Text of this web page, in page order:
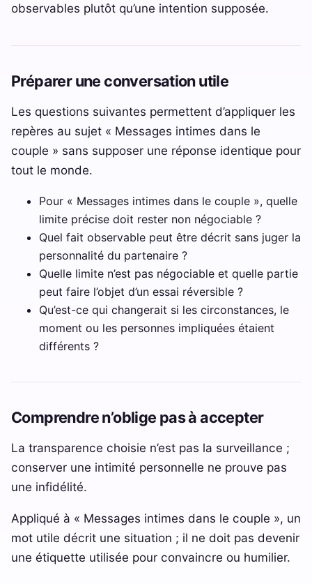
observables plutôt qu’une intention supposée.
Préparer une conversation utile
Les questions suivantes permettent d’appliquer les
repères au sujet « Messages intimes dans le
couple » sans supposer une réponse identique pour
tout le monde.
Pour « Messages intimes dans le couple », quelle
limite précise doit rester non négociable ?
Quel fait observable peut être décrit sans juger la
personnalité du partenaire ?
Quelle limite n’est pas négociable et quelle partie
peut faire l’objet d’un essai réversible ?
Qu’est-ce qui changerait si les circonstances, le
moment ou les personnes impliquées étaient
différents ?
Comprendre n’oblige pas à accepter
La transparence choisie n’est pas la surveillance ;
conserver une intimité personnelle ne prouve pas
une infidélité.
Appliqué à « Messages intimes dans le couple », un
mot utile décrit une situation ; il ne doit pas devenir
une étiquette utilisée pour convaincre ou humilier.